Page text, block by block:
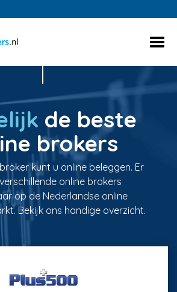
de beste
brokers
kunt u online beleggen. Er
online brokers
op de Nederlandse online
Bekijk ons handige overzicht.